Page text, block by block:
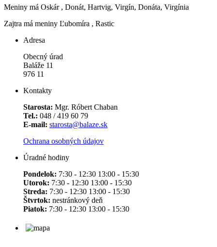
Meniny má Oskár , Donát, Hartvig, Virgín, Donáta, Virgínia
Zajtra má meniny Ľubomíra , Rastic
Adresa
Obecný úrad
Baláže 11
976 11
Kontakty
Starosta: Mgr. Róbert Chaban
Tel.: 048 / 419 60 79
E-mail: starosta@balaze.sk
Ochrana osobných údajov
Úradné hodiny
Pondelok: 7:30 - 12:30 13:00 - 15:30
Utorok: 7:30 - 12:30 13:00 - 15:30
Streda: 7:30 - 12:30 13:00 - 15:30
Štvrtok: nestránkový deň
Piatok: 7:30 - 12:30 13:00 - 15:30